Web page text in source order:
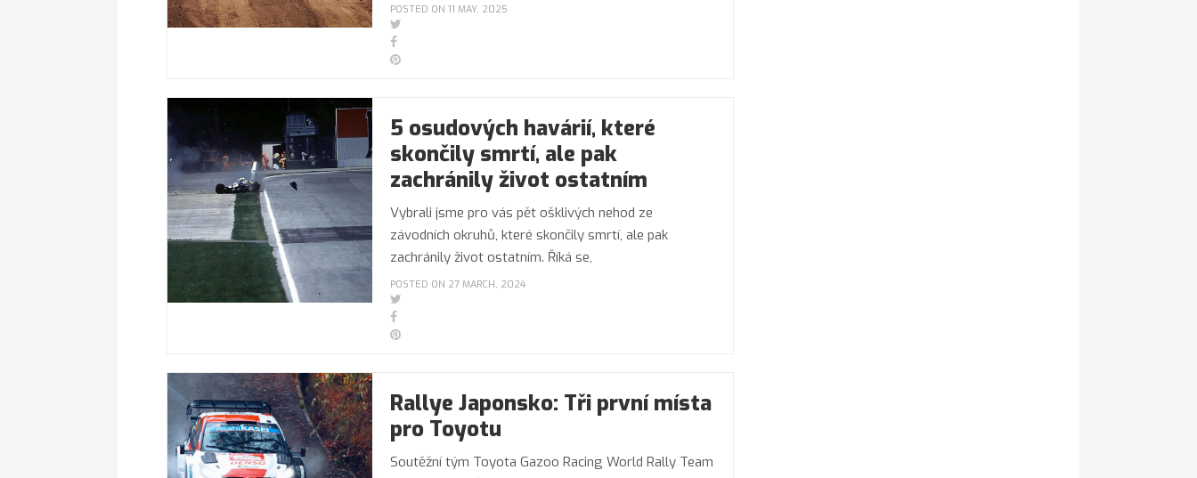
POSTED ON 11 MAY, 2025
5 osudových havárií, které
skončily smrtí, ale pak
zachránily život ostatním
Vybrali jsme pro vás pět ošklivých nehod ze
závodních okruhů, které skončily smrtí, ale pak
zachránily život ostatním. Říká se,
POSTED ON 27 MARCH, 2024
Rallye Japonsko: Tři první místa
pro Toyotu
Soutěžní tým Toyota Gazoo Racing World Rally Team